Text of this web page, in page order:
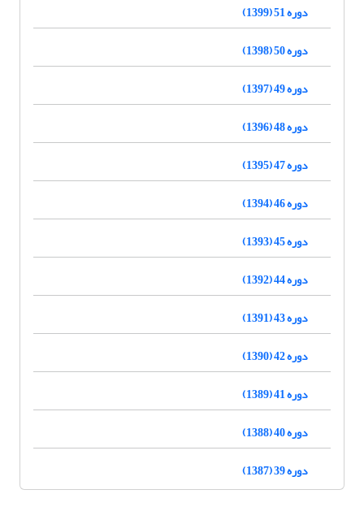
دوره 51 (1399)
دوره 50 (1398)
دوره 49 (1397)
دوره 48 (1396)
دوره 47 (1395)
دوره 46 (1394)
دوره 45 (1393)
دوره 44 (1392)
دوره 43 (1391)
دوره 42 (1390)
دوره 41 (1389)
دوره 40 (1388)
دوره 39 (1387)